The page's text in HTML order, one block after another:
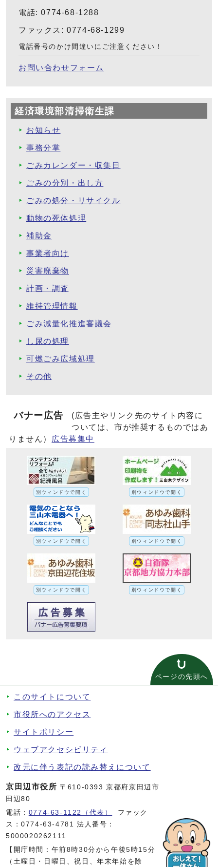
電話: 0774-68-1288
ファックス: 0774-68-1299
電話番号のかけ間違いにご注意ください！
お問い合わせフォーム
経済環境部清掃衛生課
お知らせ
事務分掌
ごみカレンダー・収集日
ごみの分別・出し方
ごみの処分・リサイクル
動物の死体処理
補助金
事業者向け
災害廃棄物
計画・調査
維持管理情報
ごみ減量化推進審議会
し尿の処理
可燃ごみ広域処理
その他
バナー広告
(広告主やリンク先のサイト内容に
ついては、市が推奨するものではあ
りません）
広告募集中
別ウィンドウで開く 別ウィンドウで開く
別ウィンドウで開く 別ウィンドウで開く
別ウィンドウで開く 別ウィンドウで開く
ページの先頭へ
このサイトについて
市役所へのアクセス
サイトポリシー
ウェブアクセシビリティ
改元に伴う表記の読み替えについて
京田辺市役所 〒610-0393 京都府京田辺市
田辺80
電話： 0774-63-1122（代表）
ファック
ス：0774-63-4781 法人番号：
5000020262111
【開庁時間：午前8時30分から午後5時15分
（土曜日・日曜日、祝日、年末年始を除